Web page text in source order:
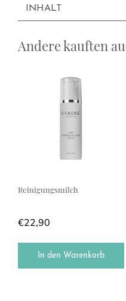
INHALT
Andere kauften
Reinigungsmilch
€22,90
In den Warenkorb